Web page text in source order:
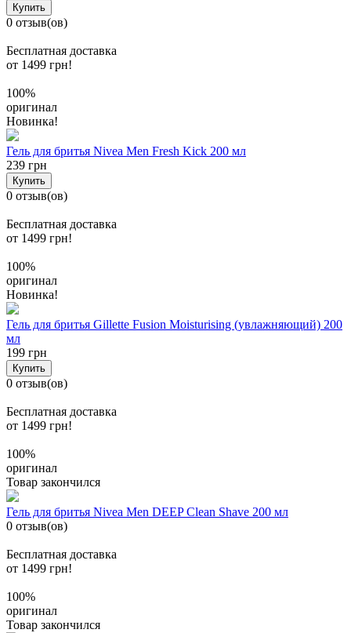
Купить
0 отзыв(ов)
Бесплатная доставка
от 1499 грн!
100%
оригинал
Новинка!
Гель для бритья Nivea Men Fresh Kick 200 мл
239 грн
Купить
0 отзыв(ов)
Бесплатная доставка
от 1499 грн!
100%
оригинал
Новинка!
Гель для бритья Gillette Fusion Moisturising (увлажняющий) 200
мл
199 грн
Купить
0 отзыв(ов)
Бесплатная доставка
от 1499 грн!
100%
оригинал
Товар закончился
Гель для бритья Nivea Men DEEP Clean Shave 200 мл
0 отзыв(ов)
Бесплатная доставка
от 1499 грн!
100%
оригинал
Товар закончился